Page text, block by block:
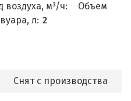
воздуха, м³/ч:
Объем
л: 2
Снят с производства